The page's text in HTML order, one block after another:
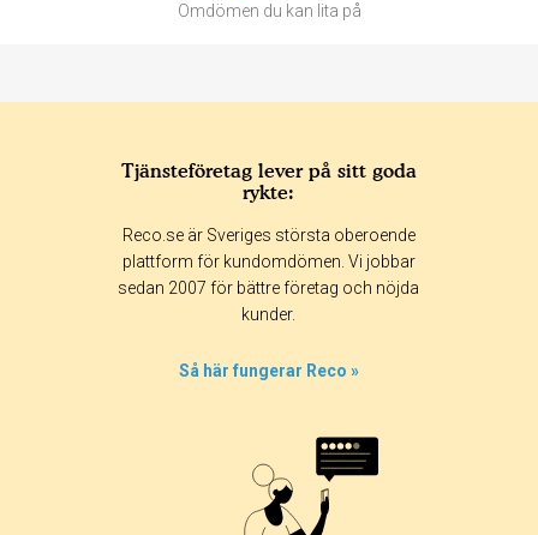
Omdömen du kan lita på
365 dagar 90 dagar
30 dagar
Tjänsteföretag lever på sitt goda
rykte:
Reco.se är Sveriges största oberoende
plattform för kundomdömen. Vi jobbar
sedan 2007 för bättre företag och nöjda
kunder.
Så här fungerar Reco »